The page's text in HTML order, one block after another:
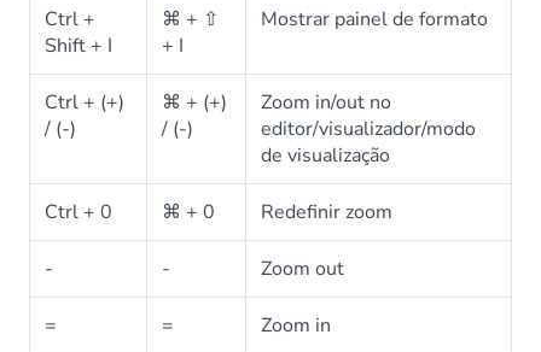
Ctrl +
Shift + I
⌘ + ⇧
+ I
Mostrar painel de formato
Ctrl + (+)
/ (-)
⌘ + (+)
/ (-)
Zoom in/out no
editor/visualizador/modo
de visualização
Ctrl + 0 ⌘ + 0 Redefinir zoom
- - Zoom out
= = Zoom in